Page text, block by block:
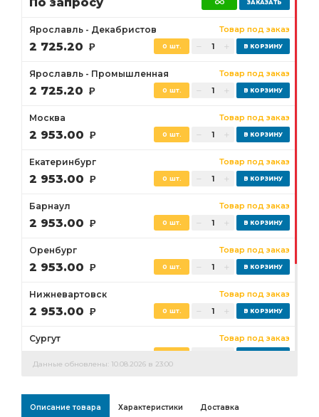
Ярославль - Декабристов Товар под заказ
2 725.20 Р 0 шт.
Ярославль - Промышленная Товар под заказ
2 725.20 Р 0 шт.
Москва Товар под заказ
2 953.00 Р 0 шт.
Екатеринбург Товар под заказ
2 953.00 Р 0 шт.
Барнаул Товар под заказ
2 953.00 Р 0 шт.
Оренбург Товар под заказ
2 953.00 Р 0 шт.
Нижневартовск Товар под заказ
2 953.00 Р 0 шт.
Сургут Товар под заказ
Данные обновлены: 10.08.2026 в 23:00
Описание товара Характеристики Доставка